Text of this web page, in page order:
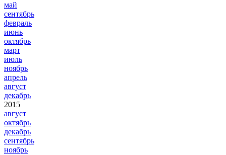
май
сентябрь
февраль
июнь
октябрь
март
июль
ноябрь
апрель
август
декабрь
2015
август
октябрь
декабрь
сентябрь
ноябрь